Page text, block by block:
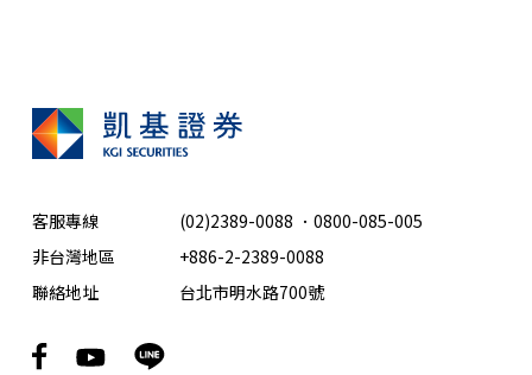
客服專線 (02)2389-0088 ． 0800-085-005
非台灣地區
+886-2-2389-0088
聯絡地址
台北市明水路700號